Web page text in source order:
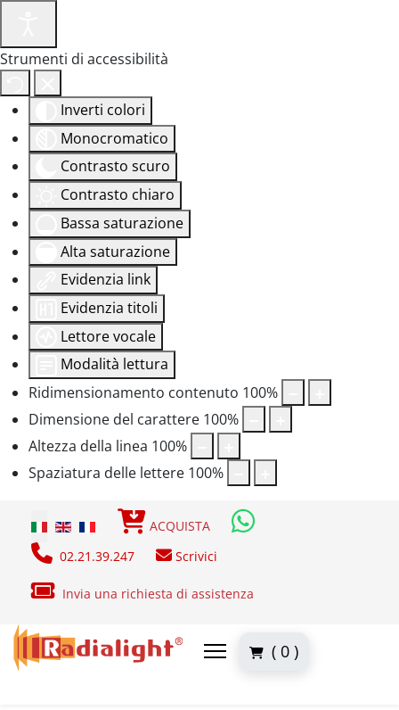
Strumenti di accessibilità
Inverti colori
Monocromatico
Contrasto scuro
Contrasto chiaro
Bassa saturazione
Alta saturazione
Evidenzia link
Evidenzia titoli
Lettore vocale
Modalità lettura
Ridimensionamento contenuto 100%
Dimensione del carattere 100%
Altezza della linea 100%
Spaziatura delle lettere 100%
Seleziona la tua linguaACQUISTA
02.21.39.247
Scrivici
Invia una richiesta di assistenza
( 0 )